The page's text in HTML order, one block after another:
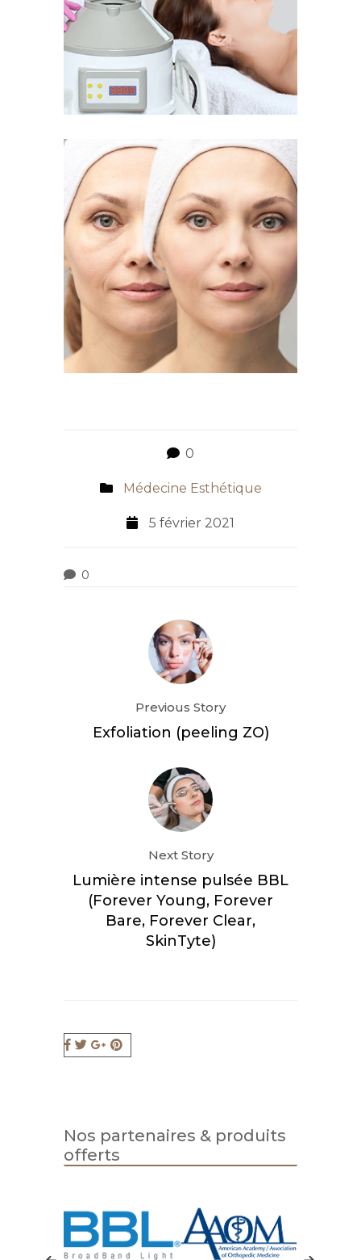
Bougez sans souffrir
Agent de
comblement
Rajeunissez votre visage
0
Médecine Esthétique
5 février 2021
0
Previous Story
Exfoliation (peeling ZO)
Next Story
Lumière intense pulsée BBL
(Forever Young, Forever
Bare, Forever Clear,
SkinTyte)
Nos partenaires & produits
offerts